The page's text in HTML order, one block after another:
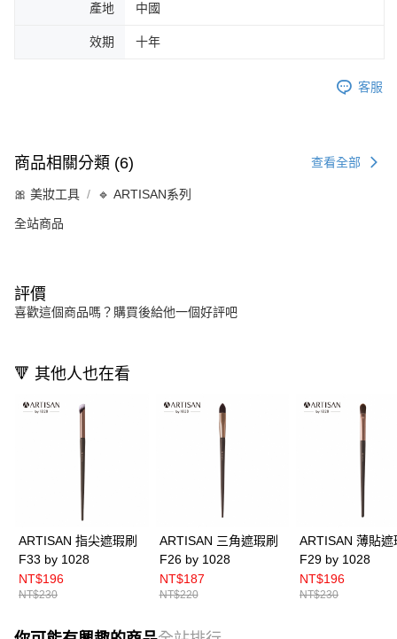
產地 中國
效期 十年
客服
商品相關分類 (6) 查看全部
🎀 美妝工具 🔹 ARTISAN系列
全站商品
評價
喜歡這個商品嗎？購買後給他一個好評吧
🔻 其他人也在看
ARTISAN 指尖遮瑕刷
F33 by 1028
NT$196
NT$230
ARTISAN 三角遮瑕刷
F26 by 1028
NT$187
NT$220
ARTISAN 薄貼遮
F29 by 1028
NT$196
NT$230